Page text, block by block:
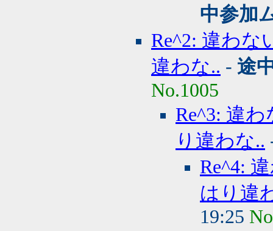
中参加
Re^2: 違わ
違わな.. - 途
No.1005
Re^3: 違
り違わな..
Re^4:
はり違
19:25